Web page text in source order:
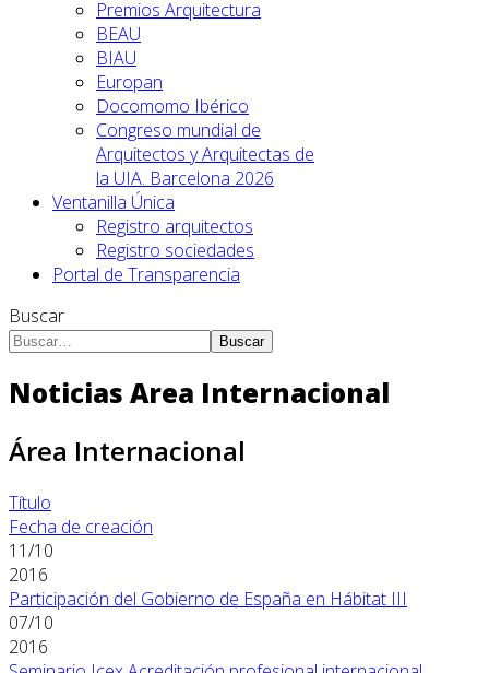
Premios Arquitectura
BEAU
BIAU
Europan
Docomomo Ibérico
Congreso mundial de
Arquitectos y Arquitectas de
la UIA. Barcelona 2026
Ventanilla Única
Registro arquitectos
Registro sociedades
Portal de Transparencia
Buscar
Buscar
Noticias Area Internacional
Área Internacional
Título
Fecha de creación
11/10
2016
Participación del Gobierno de España en Hábitat III
07/10
2016